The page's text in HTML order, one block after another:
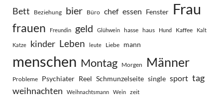
Bett
Beziehung bier Büro chef essen Fenster Frau
frauen Freundin geld Glühwein hasse haus Hund Kaffee Kalt
Katze kinder Leben leute Liebe mann
menschen Montag Morgen Männer
Probleme Psychiater Reel Schmunzelseite single sport tag
weihnachten
Weihnachtsmann Wein zeit